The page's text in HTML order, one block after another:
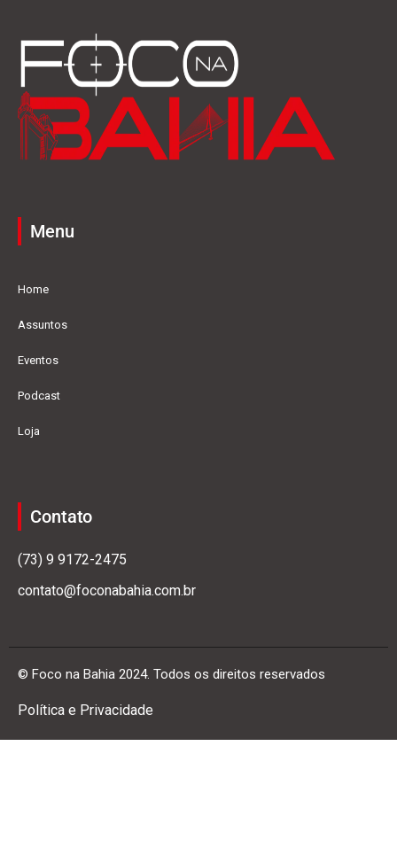
Menu
Home
Assuntos
Eventos
Podcast
Loja
Contato
(73) 9 9172-2475
contato@foconabahia.com.br
© Foco na Bahia 2024. Todos os direitos reservados
Política e Privacidade